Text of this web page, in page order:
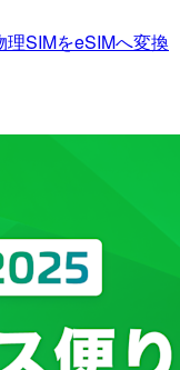
SIMをeSIMへ変換